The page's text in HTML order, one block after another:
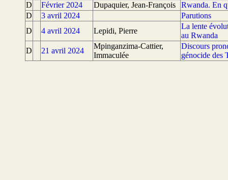
D
Février 2024 Dupaquier, Jean-François
Rwanda. En
D
3 avril 2024
Parutions
D
4 avril 2024 Lepidi, Pierre
La lente
au Rwanda
D
21 avril 2024
Mpinganzima-Cattier,
Immaculée
Discours
génocide des